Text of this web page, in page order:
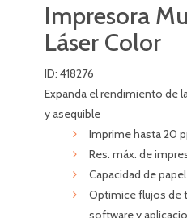
Impresora
Láser Color
ID: 418276
Expanda el rendimiento de
y asequible
Imprime hasta 20
Res. máx. de
Capacidad de
Optimice flujos de
software y